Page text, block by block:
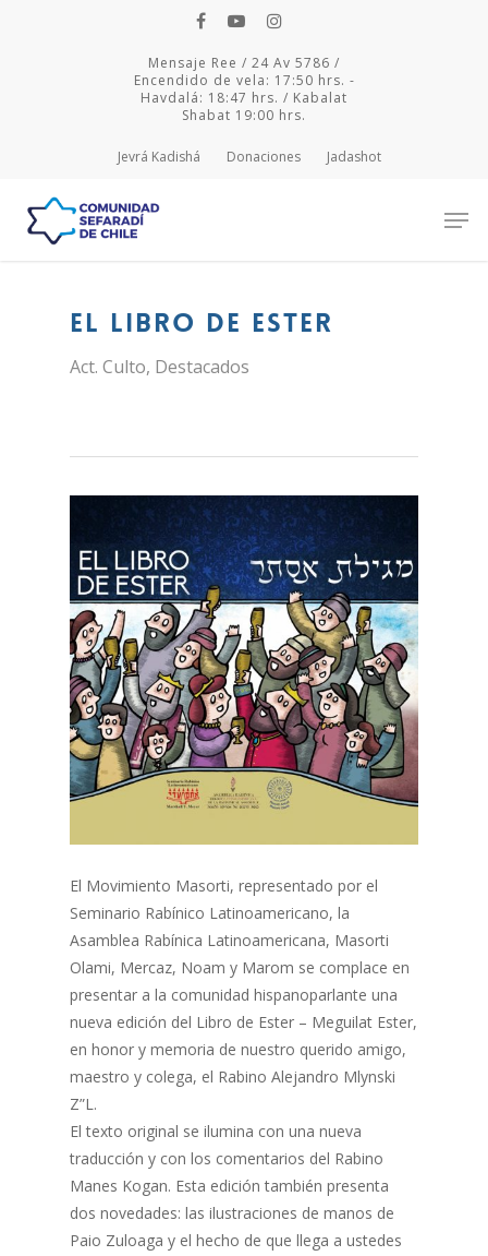
Mensaje Ree / 24 Av 5786 /
Encendido de vela: 17:50 hrs. -
Havdalá: 18:47 hrs. / Kabalat
Shabat 19:00 hrs.
Jevrá Kadishá Donaciones Jadashot
Hit enter to search or ESC to close
El Libro de Ester
Act. Culto, Destacados
El Movimiento Masorti, representado por el
Seminario Rabínico Latinoamericano, la
Asamblea Rabínica Latinoamericana, Masorti
Olami, Mercaz, Noam y Marom se complace en
presentar a la comunidad hispanoparlante una
nueva edición del Libro de Ester – Meguilat Ester,
en honor y memoria de nuestro querido amigo,
maestro y colega, el Rabino Alejandro Mlynski
Z”L.
El texto original se ilumina con una nueva
traducción y con los comentarios del Rabino
Manes Kogan. Esta edición también presenta
dos novedades: las ilustraciones de manos de
Paio Zuloaga y el hecho de que llega a ustedes